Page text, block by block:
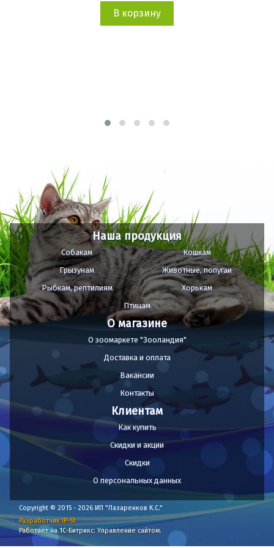
В корзину
Наша продукция
Собакам
Кошкам
Грызунам
Животные, попугаи
Рыбкам, рептилиям
Хорькам
Птицам
О магазине
О зоомаркете "Зооландия"
Доставка и оплата
Вакансии
Контакты
Клиентам
Как купить
Скидки и акции
Скидки
О персональных данных
Copyright © 2015 - 2026 ИП "Лазаренков К.С."
Разработчик IP-51
Работает на 1С-Битрикс: Управление сайтом.